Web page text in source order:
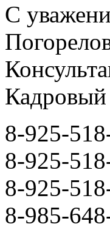
С
8-925-
8-925-
8-925-
8-985-